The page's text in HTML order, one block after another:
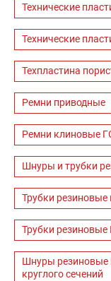
Технические
Технические
Техпластина
Ремни приводные
Ремни клиновые
Шнуры и трубки
Трубки
Трубки
Шнуры резиновые
круглого сечений